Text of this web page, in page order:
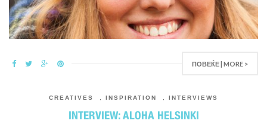
ПОВЕЌЕ | MORE >
CREATIVES INSPIRATION INTERVIEWS
INTERVIEW: ALOHA HELSINKI